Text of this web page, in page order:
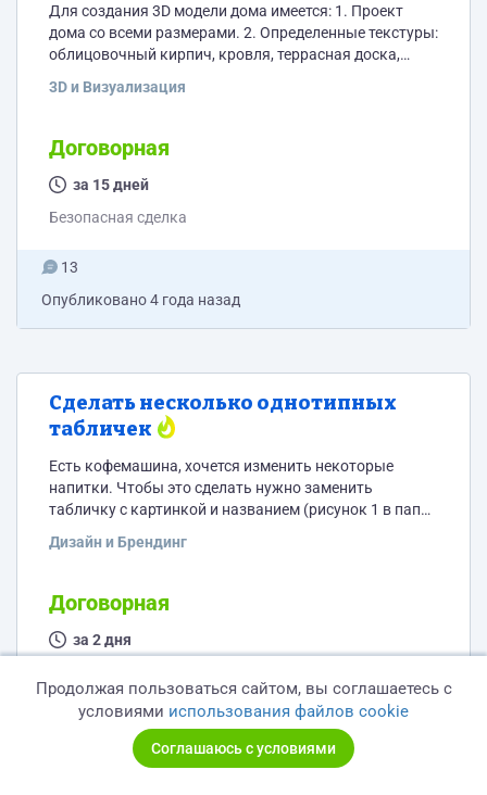
Для создания 3D модели дома имеется: 1. Проект
дома со всеми размерами. 2. Определенные текстуры:
облицовочный кирпич, кровля, террасная доска,
на подобие которого хотелось бы отделать мой дом
размеров проекта и «надеть» на него те
стройматериалы (текстуры), которые были выбраны
в магазине. То есть хочется увидеть внешнюю 3D
3D и Визуализация
Договорная
за 15 дней
Безопасная сделка
13
Опубликовано4 года назад
Сделать несколько однотипных
табличек
Есть кофемашина, хочется изменить некоторые
напитки. Чтобы это сделать нужно заменить
табличку с картинкой и названием (рисунок 1 в папке
Образцы). Понимая, что невозможно попасть в цвет
всех табличек, которые остаются без изменений,
2 и 3 в папке Образцы). Всего их 8, но все
однотипные. Основные требования: 1. Цветовые
решения должны быть как в образце (картинки 1...
Дизайн и Брендинг
Договорная
за 2 дня
Опубликовано 5 лет назад
Продолжая пользоваться сайтом, вы соглашаетесь с
условиями использования файлов cookie
Соглашаюсь с условиями